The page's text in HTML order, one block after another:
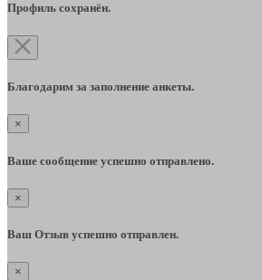
Профиль сохранён.
Благодарим за заполнение анкеты.
×
Ваше сообщение успешно отправлено.
×
Ваш Отзыв успешно отправлен.
×